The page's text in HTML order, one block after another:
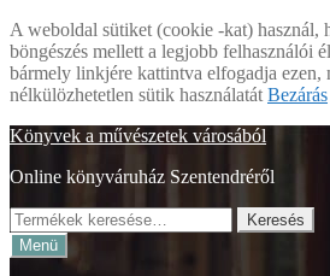
A weboldal sütiket (cookie -kat) használ,
böngészés mellett a legjobb felhasználói
bármely linkjére kattintva elfogadja ezen,
nélkülözhetetlen sütik használatát Bezárás
Ugrás
navigációhoz
Kilépés
tartalomba
Könyvek a művészetek városából
Online könyváruház Szentendréről
Keresés
a
következőre:
Keresés
Menü